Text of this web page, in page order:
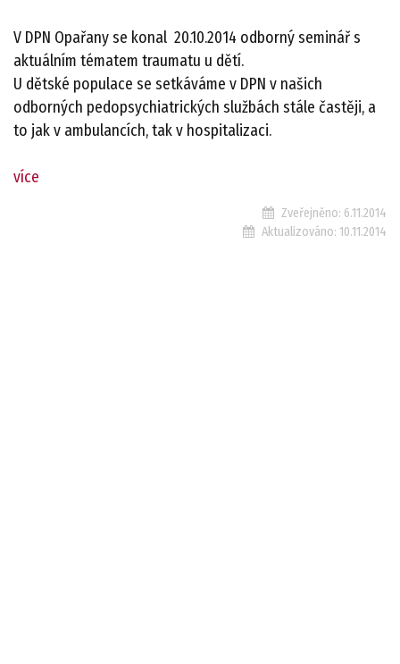
V DPN Opařany se konal 20.10.2014 odborný seminář s
aktuálním tématem traumatu u dětí.
U dětské populace se setkáváme v DPN v našich
odborných pedopsychiatrických službách stále častěji, a
to jak v ambulancích, tak v hospitalizaci.
více
Zveřejněno: 6.11.2014
Aktualizováno: 10.11.2014